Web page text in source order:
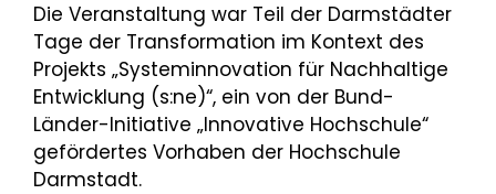
Die Veranstaltung war Teil der Darmstädter
Tage der Transformation im Kontext des
Projekts „Systeminnovation für Nachhaltige
Entwicklung (s:ne)“, ein von der Bund-
Länder-Initiative „Innovative Hochschule“
gefördertes Vorhaben der Hochschule
Darmstadt.